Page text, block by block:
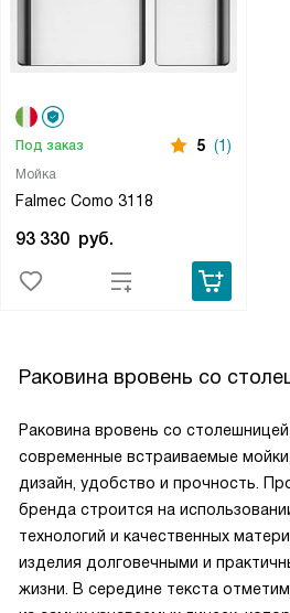
Мойка
Falmec Como 3118
Под заказ 5 (1)
93 330 руб.
Раковина вровень со
Раковина вровень со
современные встраиваемые
дизайн, удобство и прочность.
бренда строится на
технологий и качественных
изделия долговечными и
жизни. В середине текста